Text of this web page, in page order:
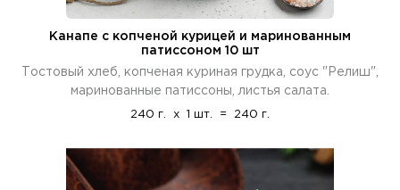
Канапе с копченой курицей и маринованным
патиссоном 10 шт
Тостовый хлеб, копченая куриная грудка, соус "Релиш",
маринованные патиссоны, листья салата.
240 г. x 1 шт. = 240 г.